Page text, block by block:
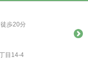
徒歩20分
目14-4